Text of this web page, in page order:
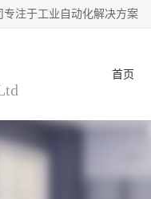
注于工业自动化解决方案
首页